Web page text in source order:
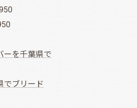
ーを千葉県で
でブリード